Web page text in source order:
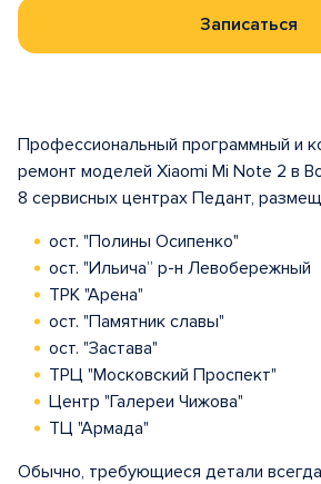
Записаться
Профессиональный программный и
ремонт моделей Xiaomi Mi Note 2 в
8 сервисных центрах Педант,
ост. "Полины Осипенко"
ост. "Ильича” р-н Левобережный
ТРК "Арена"
ост. "Памятник славы"
ост. "Застава"
ТРЦ "Московский Проспект"
Центр "Галереи Чижова"
ТЦ "Армада"
Обычно, требующиеся детали всегда